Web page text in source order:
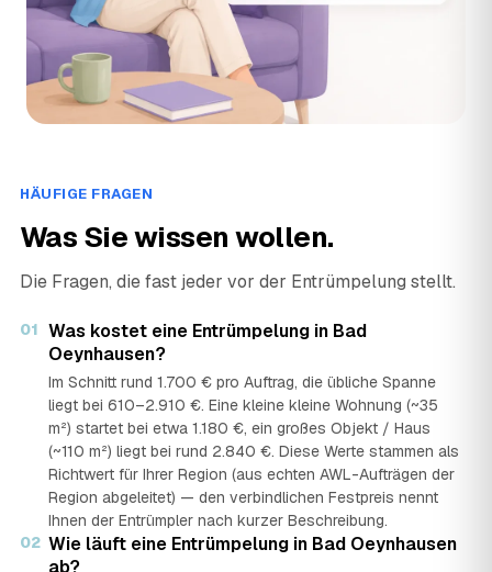
HÄUFIGE FRAGEN
Was Sie wissen wollen.
Die Fragen, die fast jeder vor der Entrümpelung stellt.
01 Was kostet eine Entrümpelung in Bad
Oeynhausen?
Im Schnitt rund 1.700 € pro Auftrag, die übliche Spanne
liegt bei 610–2.910 €. Eine kleine kleine Wohnung (~35
m²) startet bei etwa 1.180 €, ein großes Objekt / Haus
(~110 m²) liegt bei rund 2.840 €. Diese Werte stammen als
Richtwert für Ihrer Region (aus echten AWL-Aufträgen der
Region abgeleitet) — den verbindlichen Festpreis nennt
Ihnen der Entrümpler nach kurzer Beschreibung.
02 Wie läuft eine Entrümpelung in Bad Oeynhausen
ab?